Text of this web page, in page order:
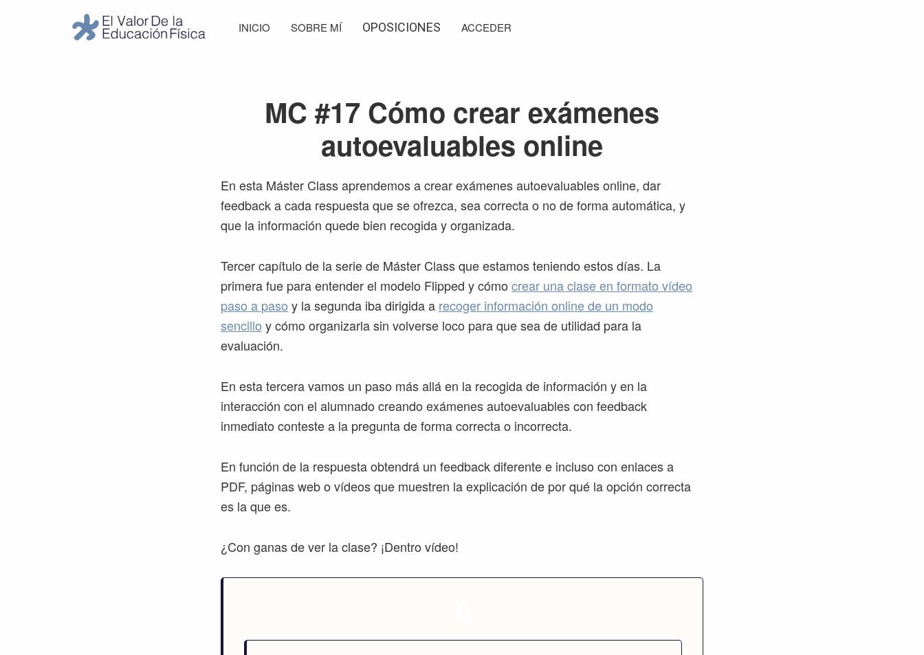
INICIO SOBRE MÍ OPOSICIONES ACCEDER
MC #17 Cómo crear exámenes
autoevaluables online
En esta Máster Class aprendemos a crear exámenes autoevaluables online, dar
feedback a cada respuesta que se ofrezca, sea correcta o no de forma automática, y
que la información quede bien recogida y organizada.
Tercer capítulo de la serie de Máster Class que estamos teniendo estos días. La
primera fue para entender el modelo Flipped y cómo crear una clase en formato vídeo
paso a paso y la segunda iba dirigida a recoger información online de un modo
sencillo y cómo organizarla sin volverse loco para que sea de utilidad para la
evaluación.
En esta tercera vamos un paso más allá en la recogida de información y en la
interacción con el alumnado creando exámenes autoevaluables con feedback
inmediato conteste a la pregunta de forma correcta o incorrecta.
En función de la respuesta obtendrá un feedback diferente e incluso con enlaces a
PDF, páginas web o vídeos que muestren la explicación de por qué la opción correcta
es la que es.
¿Con ganas de ver la clase? ¡Dentro vídeo!